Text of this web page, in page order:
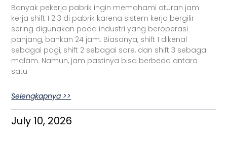
Banyak pekerja pabrik ingin memahami aturan jam
kerja shift 1 2 3 di pabrik karena sistem kerja bergilir
sering digunakan pada industri yang beroperasi
panjang, bahkan 24 jam. Biasanya, shift 1 dikenal
sebagai pagi, shift 2 sebagai sore, dan shift 3 sebagai
malam. Namun, jam pastinya bisa berbeda antara
satu
Selengkapnya >>
July 10, 2026